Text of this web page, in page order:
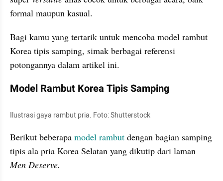
formal maupun kasual.
Bagi kamu yang tertarik untuk mencoba model rambut
Korea tipis samping, simak berbagai referensi
potongannya dalam artikel ini.
Model Rambut Korea Tipis Samping
Ilustrasi gaya rambut pria. Foto: Shutterstock
Berikut beberapa model rambut dengan bagian samping
Men Deserve.